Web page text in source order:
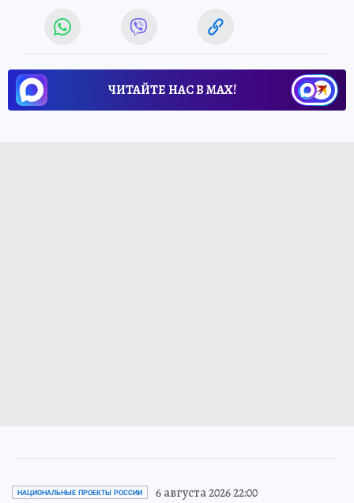
ЧИТАЙТЕ НАС В МАХ!
НАЦИОНАЛЬНЫЕ ПРОЕКТЫ РОССИИ 6 августа 2026 22:00